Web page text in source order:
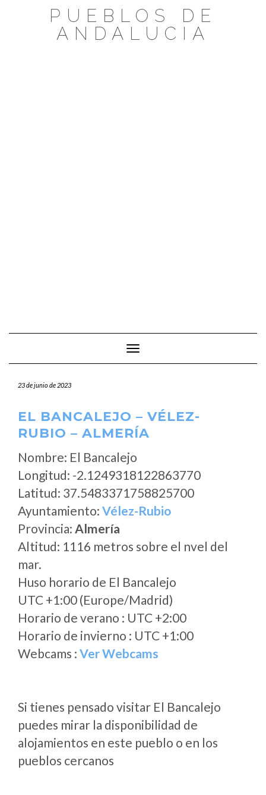
PUEBLOS DE
ANDALUCIA
Cambiar modo de navegación
23 de junio de 2023
EL BANCALEJO – VÉLEZ-
RUBIO – ALMERÍA
Nombre: El Bancalejo
Longitud: -2.1249318122863770
Latitud: 37.5483371758825700
Ayuntamiento: Vélez-Rubio
Provincia: Almería
Altitud: 1116 metros sobre el nvel del
mar.
Huso horario de El Bancalejo
UTC +1:00 (Europe/Madrid)
Horario de verano : UTC +2:00
Horario de invierno : UTC +1:00
Webcams : Ver Webcams
Si tienes pensado visitar El Bancalejo
puedes mirar la disponibilidad de
alojamientos en este pueblo o en los
pueblos cercanos